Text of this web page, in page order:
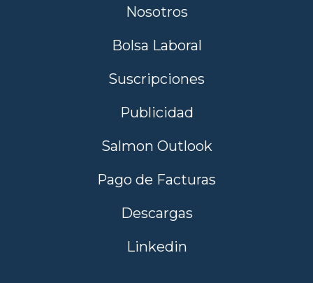
Nosotros
Bolsa Laboral
Suscripciones
Publicidad
Salmon Outlook
Pago de Facturas
Descargas
Linkedin